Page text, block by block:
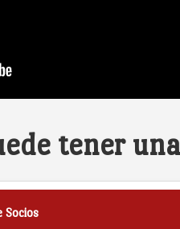
tener
Socios